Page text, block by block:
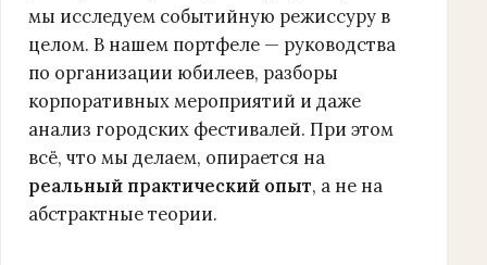
мы исследуем событийную режиссуру в
целом. В нашем портфеле — руководства
по организации юбилеев, разборы
корпоративных мероприятий и даже
анализ городских фестивалей. При этом
всё, что мы делаем, опирается на
реальный практический опыт, а не на
абстрактные теории.